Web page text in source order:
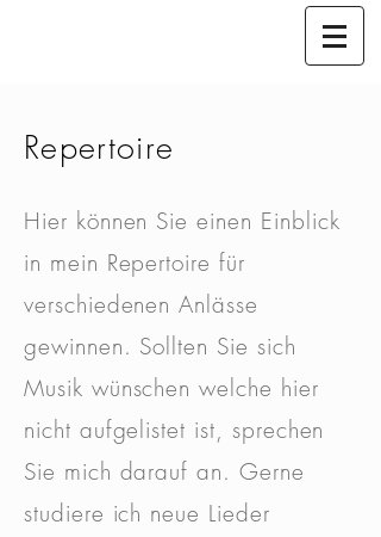
Repertoire
Hier können Sie einen Einblick
in mein Repertoire für
verschiedenen Anlässe
gewinnen. Sollten Sie sich
Musik wünschen welche hier
nicht aufgelistet ist, sprechen
Sie mich darauf an. Gerne
studiere ich neue Lieder